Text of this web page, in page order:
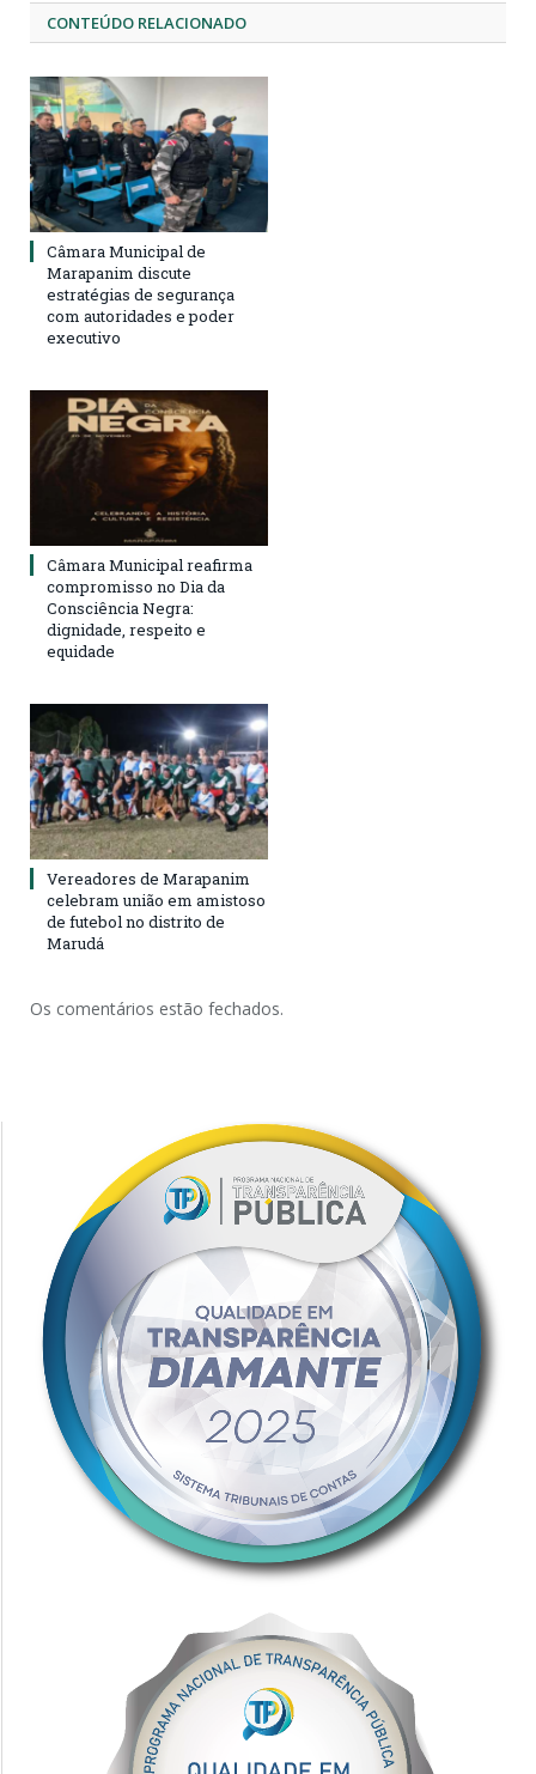
CONTEÚDO RELACIONADO
Câmara Municipal de
Marapanim discute
estratégias de segurança
com autoridades e poder
executivo
Câmara Municipal reafirma
compromisso no Dia da
Consciência Negra:
dignidade, respeito e
equidade
Vereadores de Marapanim
celebram união em amistoso
de futebol no distrito de
Marudá
Os comentários estão fechados.